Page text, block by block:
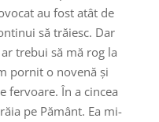
au fost atât de
să trăiesc. Dar
trebui să mă rog la
pornit o novenă și
fervoare. În a cincea
pe Pământ. Ea mi-